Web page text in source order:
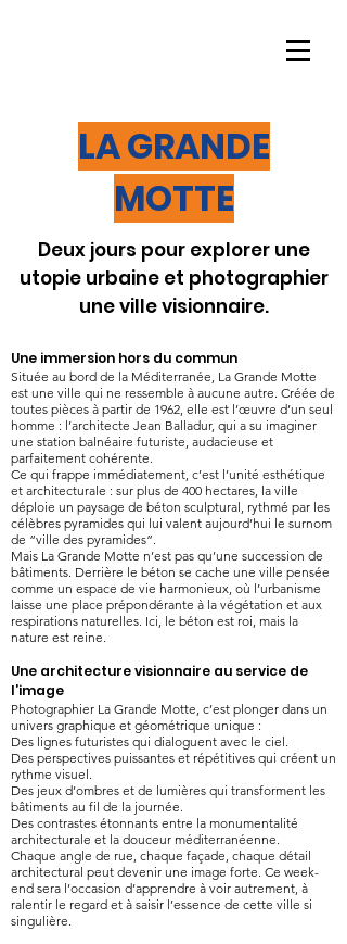
LA GRANDE
MOTTE
Deux jours pour explorer une
utopie urbaine et photographier
une ville visionnaire.
Une immersion hors du commun
Située au bord de la Méditerranée, La Grande Motte
est une ville qui ne ressemble à aucune autre. Créée de
toutes pièces à partir de 1962, elle est l’œuvre d’un seul
homme : l’architecte Jean Balladur, qui a su imaginer
une station balnéaire futuriste, audacieuse et
parfaitement cohérente.
Ce qui frappe immédiatement, c’est l’unité esthétique
et architecturale : sur plus de 400 hectares, la ville
déploie un paysage de béton sculptural, rythmé par les
célèbres pyramides qui lui valent aujourd’hui le surnom
de “ville des pyramides”.
Mais La Grande Motte n’est pas qu’une succession de
bâtiments. Derrière le béton se cache une ville pensée
comme un espace de vie harmonieux, où l’urbanisme
laisse une place prépondérante à la végétation et aux
respirations naturelles. Ici, le béton est roi, mais la
nature est reine.
Une architecture visionnaire au service de
l’image
Photographier La Grande Motte, c’est plonger dans un
univers graphique et géométrique unique :
Des lignes futuristes qui dialoguent avec le ciel.
Des perspectives puissantes et répétitives qui créent un
rythme visuel.
Des jeux d’ombres et de lumières qui transforment les
bâtiments au fil de la journée.
Des contrastes étonnants entre la monumentalité
architecturale et la douceur méditerranéenne.
Chaque angle de rue, chaque façade, chaque détail
architectural peut devenir une image forte. Ce week-
end sera l’occasion d’apprendre à voir autrement, à
ralentir le regard et à saisir l’essence de cette ville si
singulière.